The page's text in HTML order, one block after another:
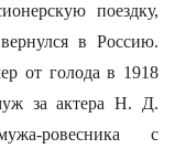
поездку,
в Россию.
от голода в 1918
за актера Н. Д.
ровесника с